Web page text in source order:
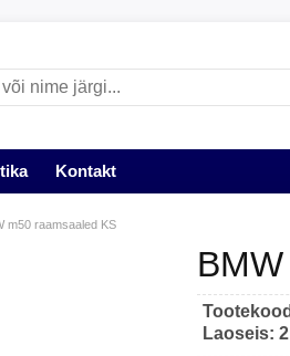
Kontakt
m50 raamsaaled KS
Laoseis: 2